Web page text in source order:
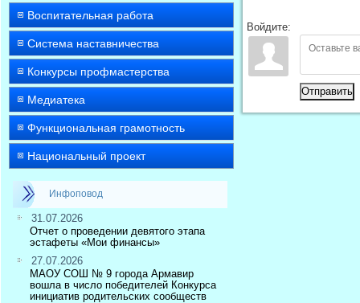
Воспитательная работа
Система наставничества
Конкурсы профмастерства
Медиатека
Функциональная грамотность
Национальный проект
Инфоповод
31.07.2026
Отчет о проведении девятого этапа
эстафеты «Мои финансы»
27.07.2026
МАОУ СОШ № 9 города Армавир
вошла в число победителей Конкурса
инициатив родительских сообществ
Войдите:
Отправить